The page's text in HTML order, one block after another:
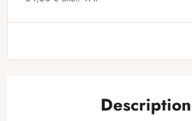
Measure price:
Description